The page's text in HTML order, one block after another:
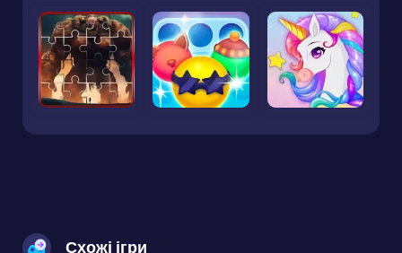
Схожі ігри